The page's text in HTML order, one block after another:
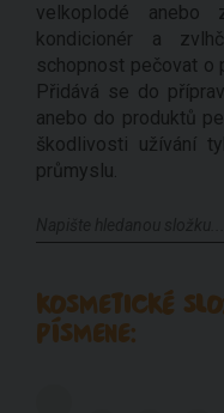
velkoplodé
kondicionér a
schopnost pečovat o
Přidává se do
anebo do produktů
škodlivosti užívání
průmyslu.
KOSMETICKÉ
PÍSMENE: